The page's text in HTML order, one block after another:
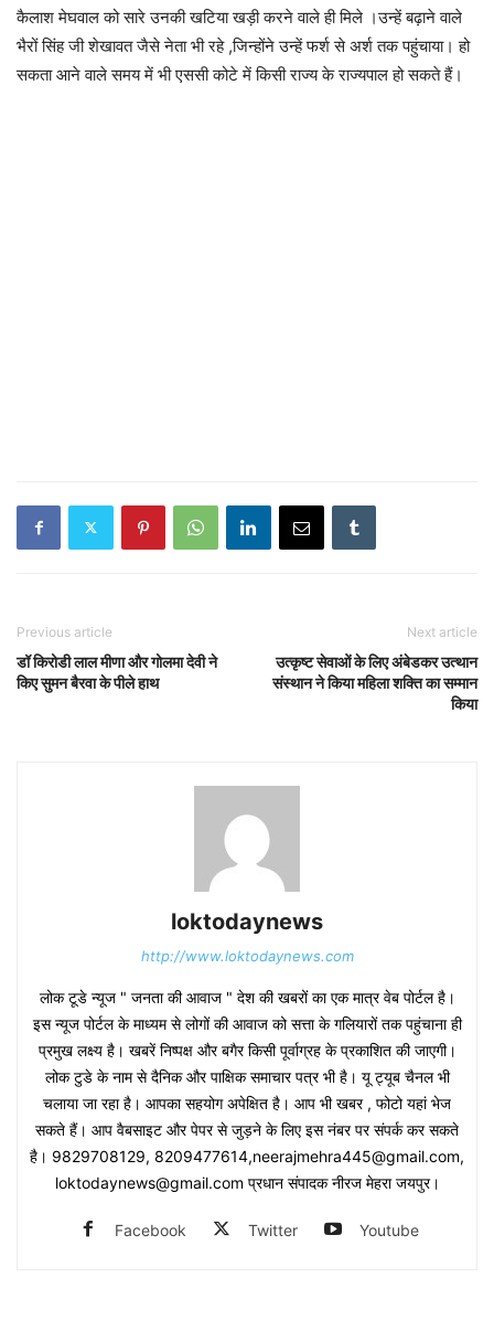
कैलाश मेघवाल को सारे उनकी खटिया खड़ी करने वाले ही मिले ।उन्हें बढ़ाने वाले
भैरों सिंह जी शेखावत जैसे नेता भी रहे ,जिन्होंने उन्हें फर्श से अर्श तक पहुंचाया। हो
सकता आने वाले समय में भी एससी कोटे में किसी राज्य के राज्यपाल हो सकते हैं।
Previous article
डॉ किरोडी लाल मीणा और गोलमा देवी ने
किए सुमन बैरवा के पीले हाथ
Next article
उत्कृष्ट सेवाओं के लिए अंबेडकर उत्थान
संस्थान ने किया महिला शक्ति का सम्मान
किया
loktodaynews
http://www.loktodaynews.com
लोक टूडे न्यूज " जनता की आवाज " देश की खबरों का एक मात्र वेब पोर्टल है।
इस न्यूज पोर्टल के माध्यम से लोगों की आवाज को सत्ता के गलियारों तक पहुंचाना ही
प्रमुख लक्ष्य है। खबरें निष्पक्ष और बगैर किसी पूर्वाग्रह के प्रकाशित की जाएगी।
लोक टुडे के नाम से दैनिक और पाक्षिक समाचार पत्र भी है। यू ट्यूब चैनल भी
चलाया जा रहा है। आपका सहयोग अपेक्षित है। आप भी खबर , फोटो यहां भेज
सकते हैं। आप वैबसाइट और पेपर से जुड़ने के लिए इस नंबर पर संपर्क कर सकते
है। 9829708129, 8209477614,neerajmehra445@gmail.com,
loktodaynews@gmail.com प्रधान संपादक नीरज मेहरा जयपुर।
Facebook Twitter Youtube